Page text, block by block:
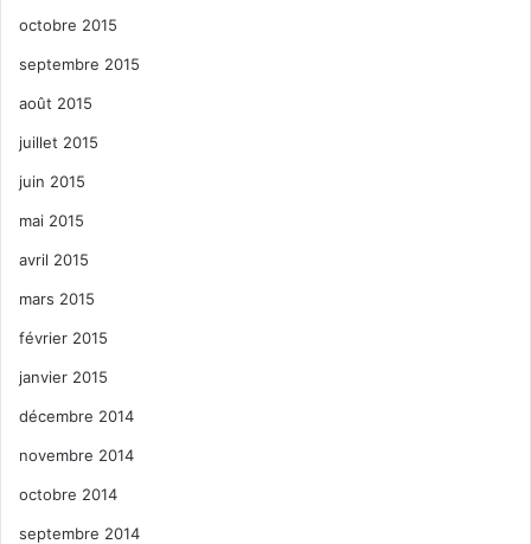
octobre 2015
septembre 2015
août 2015
juillet 2015
juin 2015
mai 2015
avril 2015
mars 2015
février 2015
janvier 2015
décembre 2014
novembre 2014
octobre 2014
septembre 2014